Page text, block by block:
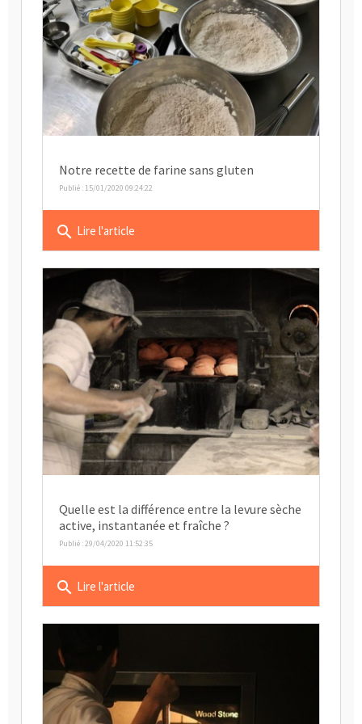
Notre recette de farine sans gluten
Publié : 15/01/2020 09:24:22
search Lire l'article
Quelle est la différence entre la levure sèche
active, instantanée et fraîche ?
Publié : 29/04/2020 11:52:35
search Lire l'article